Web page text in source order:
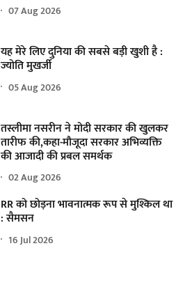
07 Aug 2026
यह मेरे लिए दुनिया की सबसे बड़ी खुशी है :
ज्योति मुखर्जी
05 Aug 2026
तस्लीमा नसरीन ने मोदी सरकार की खुलकर
तारीफ की,कहा-मौजूदा सरकार अभिव्यक्ति
की आजादी की प्रबल समर्थक
02 Aug 2026
RR को छोड़ना भावनात्मक रूप से मुश्किल था
: सैमसन
16 Jul 2026